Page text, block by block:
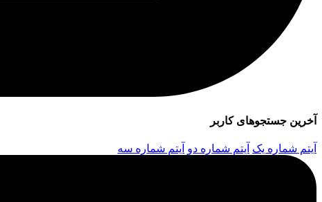
آخرین جستجوهای کاربر
آیتم شماره یک آیتم شماره دو آیتم شماره سه